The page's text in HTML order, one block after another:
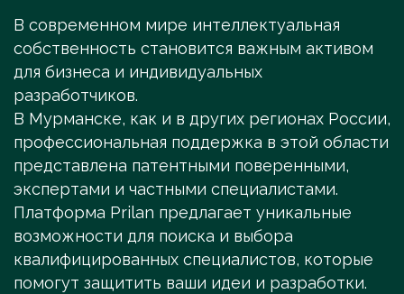
В современном мире интеллектуальная
собственность становится важным активом
для бизнеса и индивидуальных
разработчиков.
В Мурманске, как и в других регионах России,
профессиональная поддержка в этой области
представлена патентными поверенными,
экспертами и частными специалистами.
Платформа Prilan предлагает уникальные
возможности для поиска и выбора
квалифицированных специалистов, которые
помогут защитить ваши идеи и разработки.